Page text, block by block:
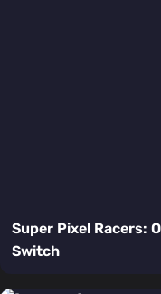
Super Pixel Racers:
Switch